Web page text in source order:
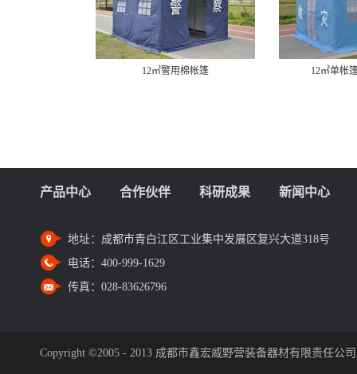
12㎡警用棉帐篷 12㎡单帐
产品中心 合作伙伴 科研成果 新闻中心
地址： 成都市青白江区工业集中发展区复兴大道318号
电话： 400-999-1629
传真： 028-83626796
Copyright ©2005 - 2013 成都市鑫宏威野营装备器材有限责任公司